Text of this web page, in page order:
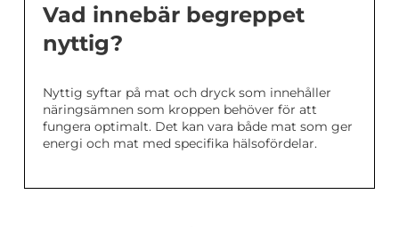
Vad innebär begreppet
nyttig?
Nyttig syftar på mat och dryck som innehåller
näringsämnen som kroppen behöver för att
fungera optimalt. Det kan vara både mat som ger
energi och mat med specifika hälsofördelar.